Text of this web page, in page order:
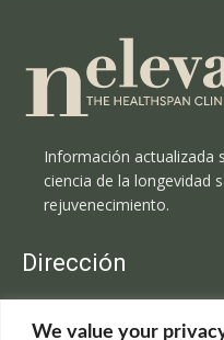
We value your
Información actualizada
ciencia de la longevidad
rejuvenecimiento.
Dirección
C/Claudio Coello,